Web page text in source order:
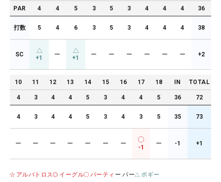
PAR 4 4 5 3 5 3 4 4 4 36
打数 5 4 6 3 5 3 4 4 4 38
SC +1 ー +1 ー ー ー ー ー ー +2
10 11 12 13 14 15 16 17 18 IN TOTAL
4 3 4 4 5 3 4 4 5 36 72
4 3 4 4 5 3 4 3 5 35 73
ー ー ー ー ー ー ー
-1
ー -1 +1
アルバトロス イーグル バーティ ー パー ボギー